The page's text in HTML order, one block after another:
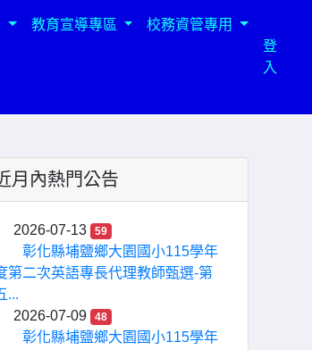
教育宣導專區
校務資管專用
登
入
月內熱門公告
2026-07-13 59
彰化縣埔鹽鄉大園國小115學年
第二次英語專長代理教師甄選-第
...
2026-07-09
48
彰化縣埔鹽鄉大園國小115學年